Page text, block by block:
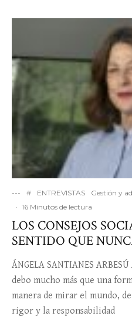
--- # ENTREVISTAS Gestión y
· 16 Minutos de lectura
LOS CONSEJOS
SENTIDO QUE
ÁNGELA SANTIANES
debo mucho más que una
manera de mirar el mundo,
rigor y la responsabilidad